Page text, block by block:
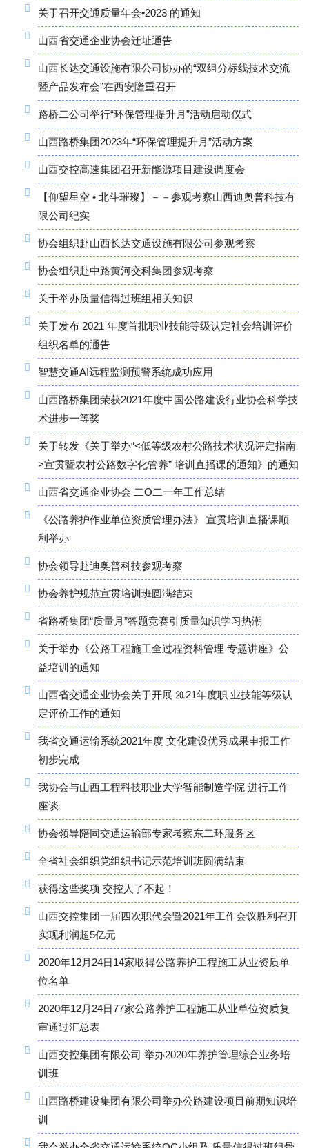
关于召开交通质量年会•2023 的通知
山西省交通企业协会迁址通告
山西长达交通设施有限公司协办的“双组分标线技术交流
暨产品发布会”在西安隆重召开
路桥二公司举行“环保管理提升月”活动启动仪式
山西路桥集团2023年“环保管理提升月”活动方案
山西交控高速集团召开新能源项目建设调度会
【仰望星空 • 北斗璀璨】－－参观考察山西迪奥普科技有
限公司纪实
协会组织赴山西长达交通设施有限公司参观考察
协会组织赴中路黄河交科集团参观考察
关于举办质量信得过班组相关知识
关于发布 2021 年度首批职业技能等级认定社会培训评价
组织名单的通告
智慧交通AI远程监测预警系统成功应用
山西路桥集团荣获2021年度中国公路建设行业协会科学技
术进步一等奖
关于转发《关于举办“<低等级农村公路技术状况评定指南
>宣贯暨农村公路数字化管养” 培训直播课的通知》的通知
山西省交通企业协会 二O二一年工作总结
《公路养护作业单位资质管理办法》 宣贯培训直播课顺
利举办
协会领导赴迪奥普科技参观考察
协会养护规范宣贯培训班圆满结束
省路桥集团“质量月”答题竞赛引质量知识学习热潮
关于举办《公路工程施工全过程资料管理 专题讲座》公
益培训的通知
山西省交通企业协会关于开展 ⒛21年度职 业技能等级认
定评价工作的通知
我省交通运输系统2021年度 文化建设优秀成果申报工作
初步完成
我协会与山西工程科技职业大学智能制造学院 进行工作
座谈
协会领导陪同交通运输部专家考察东二环服务区
全省社会组织党组织书记示范培训班圆满结束
获得这些奖项 交控人了不起！
山西交控集团一届四次职代会暨2021年工作会议胜利召开
实现利润超5亿元
2020年12月24日14家取得公路养护工程施工从业资质单
位名单
2020年12月24日77家公路养护工程施工从业单位资质复
审通过汇总表
山西交控集团有限公司 举办2020年养护管理综合业务培
训班
山西路桥建设集团有限公司举办公路建设项目前期知识培
训